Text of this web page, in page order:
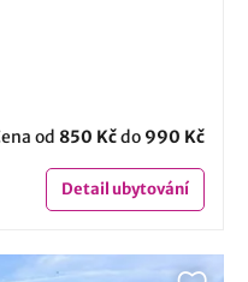
od 850 Kčdo 990 Kč
Detailubytování